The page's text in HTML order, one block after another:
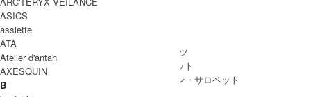
MEN
MEN ALL ITEM
/ ボトムス・パンツ
/ アウター・ジャケット
/ オールインワン・サロペット
ASICS
assiette
ATA
Atelier d'antan
AXESQUIN
B